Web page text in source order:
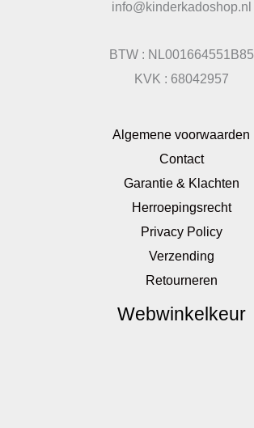
info@kinderkadoshop.nl
BTW : NL001664551B85
KVK : 68042957
Algemene voorwaarden
Contact
Garantie & Klachten
Herroepingsrecht
Privacy Policy
Verzending
Retourneren
Webwinkelkeur